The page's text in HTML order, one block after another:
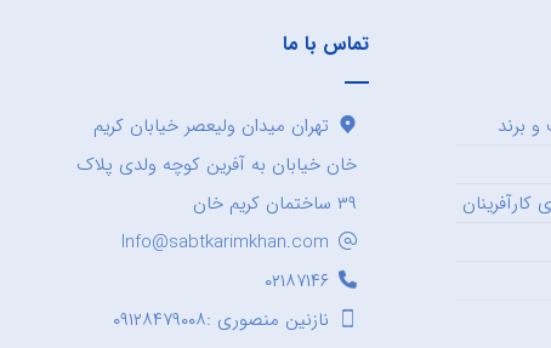
برند
تماس با ما
تهران میدان ولیعصر خیابان کریم
خان خیابان به آفرین کوچه ولدی پلاک
۳۹ ساختمان کریم خان
Info@sabtkarimkhan.com
۰۲۱۸۷۱۴۶
نازنین منصوری :۰۹۱۲۸۴۷۹۰۰۸